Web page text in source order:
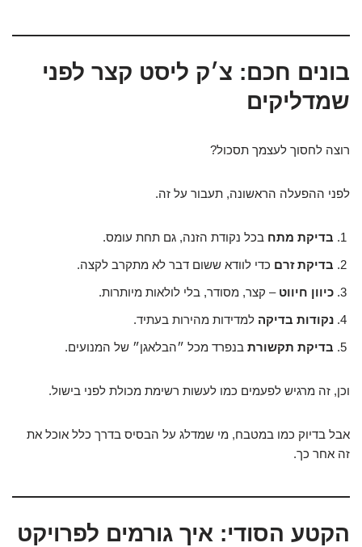
בונים חכם: צ׳ק ליסט קצר לפני
שמדליקים
רוצה לחסוך לעצמך תסכול?
לפני ההפעלה הראשונה, תעבור על זה.
בדיקת מתח בכל נקודת הזנה, גם תחת עומס.
בדיקת זרם כדי לוודא ששום דבר לא מתקרב לקצה.
כיוון חיווט – קצר, מסודר, בלי לולאות מיותרות.
נקודות בדיקה למדידות מהירות בעתיד.
בדיקת תקשורת בנפרד מכל ״הבלאגן״ של המנועים.
וכן, זה מרגיש לפעמים כמו לעשות רשימת מכולת לפני בישול.
אבל בדיוק כמו במטבח, מי שמדלג על הבסיס בדרך כלל אוכל את
זה אחר כך.
הקטע הסודי: איך גורמים לפרויקט